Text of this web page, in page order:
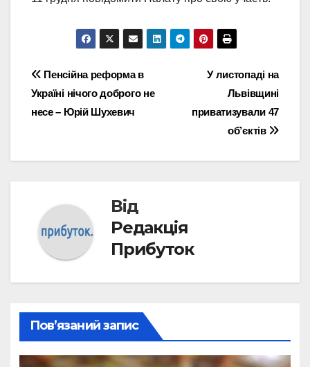
Навігація
записів
У листопаді на
Львівщині
приватизували 47
об’єктів
Пенсійна реформа в
Україні нічого доброго не
несе – Юрій Шухевич
Від
Редакція
Прибуток
Пов’язаний запис